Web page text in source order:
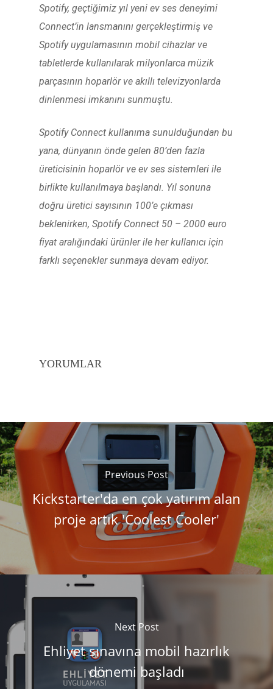
Spotify, geçtiğimiz yıl yeni ev ses deneyimi
Connect’in lansmanını gerçekleştirmiş ve
Spotify uygulamasının mobil cihazlar ve
tabletlerde kullanılarak milyonlarca müzik
parçasının hoparlör ve akıllı televizyonlarda
dinlenmesi imkanını sunmuştu.
Spotify Connect kullanıma sunulduğundan bu
yana, dünyanın önde gelen 80’den fazla
üreticisinin hoparlör ve ev ses sistemleri ile
birlikte kullanılmaya başlandı. Yıl sonuna
doğru üretici sayısının 100’e çıkması
beklenirken, Spotify Connect 50 – 2000 euro
fiyat aralığındaki ürünler ile her kullanıcı için
farklı seçenekler sunmaya devam ediyor.
YORUMLAR
Previous Post
Kickstarter'da en çok yatırım alan
proje artık 'Coolest Cooler'
Next Post
Ehliyet sınavına mobil hazırlık
dönemi başladı